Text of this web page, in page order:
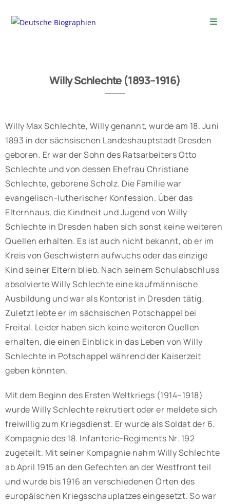
Willy Schlechte (1893–1916)
Willy Max Schlechte, Willy genannt, wurde am 18. Juni
1893 in der sächsischen Landeshauptstadt Dresden
geboren. Er war der Sohn des Ratsarbeiters Otto
Schlechte und von dessen Ehefrau Christiane
Schlechte, geborene Scholz. Die Familie war
evangelisch-lutherischer Konfession. Über das
Elternhaus, die Kindheit und Jugend von Willy
Schlechte in Dresden haben sich sonst keine weiteren
Quellen erhalten. Es ist auch nicht bekannt, ob er im
Kreis von Geschwistern aufwuchs oder das einzige
Kind seiner Eltern blieb. Nach seinem Schulabschluss
absolvierte Willy Schlechte eine kaufmännische
Ausbildung und war als Kontorist in Dresden tätig.
Zuletzt lebte er im sächsischen Potschappel bei
Freital. Leider haben sich keine weiteren Quellen
erhalten, die einen Einblick in das Leben von Willy
Schlechte in Potschappel während der Kaiserzeit
geben könnten.
Mit dem Beginn des Ersten Weltkriegs (1914–1918)
wurde Willy Schlechte rekrutiert oder er meldete sich
freiwillig zum Kriegsdienst. Er wurde als Soldat der 6.
Kompagnie des 18. Infanterie-Regiments Nr. 192
zugeteilt. Mit seiner Kompagnie nahm Willy Schlechte
ab April 1915 an den Gefechten an der Westfront teil
und wurde bis 1916 an verschiedenen Orten des
europäischen Kriegsschauplatzes eingesetzt. So war